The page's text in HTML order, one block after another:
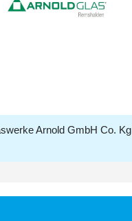
Arnold GmbH Co. Kg
Arnold GmbH Co. Kg